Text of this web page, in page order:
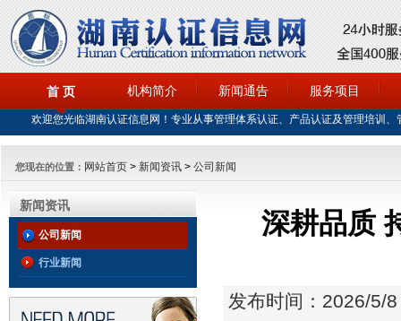
首 页
欢迎您光临湖南认证信息网！专业从事管理体系认证、产品认证及管理培训
机构简介 新闻通告 服务项目
您现在的位置： 网站首页 > 新闻资讯 > 公司新闻
新闻资讯
公司新闻
行业新闻
深耕品质
发布时间：2026/5/8